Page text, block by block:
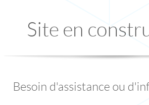
Site en
Besoin d'assistance ou